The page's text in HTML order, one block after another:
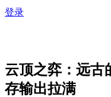
登录
云顶之弈：远古
存输出拉满